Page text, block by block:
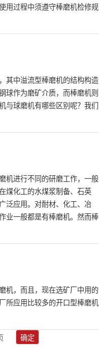
用过程中须遵守棒磨机检修规
其中溢流型棒磨机的结构构造
球作为磨矿介质，而棒磨机则
与球磨机有哪些区别呢？我们
机进行不同的研磨工作，一般
煤化工的水煤浆制备、石英
泛应用。对耐材、化工、冶
业一般都是有棒磨机。然而棒
机，而且，现在选矿厂中用的
所应用比较多的开口型棒磨机
确定